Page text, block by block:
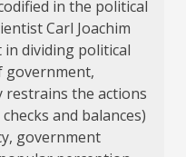
in the political
Carl Joachim
in dividing political
government,
restrains the actions
and balances)
government